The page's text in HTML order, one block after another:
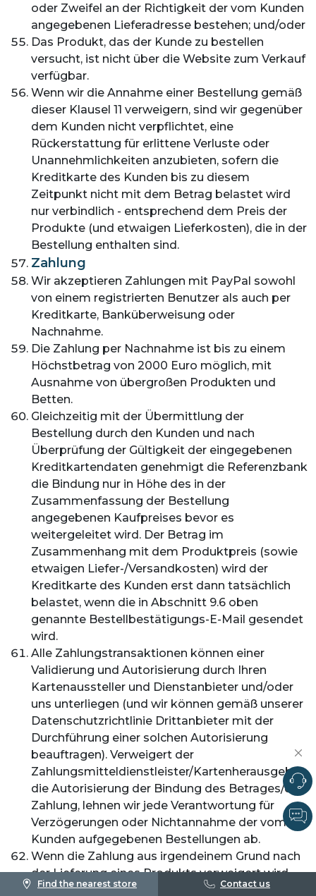
Find the nearest store Contact us
oder Zweifel an der Richtigkeit der vom Kunden
angegebenen Lieferadresse bestehen; und/oder
Das Produkt, das der Kunde zu bestellen
versucht, ist nicht über die Website zum Verkauf
verfügbar.
Wenn wir die Annahme einer Bestellung gemäß
dieser Klausel 11 verweigern, sind wir gegenüber
dem Kunden nicht verpflichtet, eine
Rückerstattung für erlittene Verluste oder
Unannehmlichkeiten anzubieten, sofern die
Kreditkarte des Kunden bis zu diesem
Zeitpunkt nicht mit dem Betrag belastet wird
nur verbindlich - entsprechend dem Preis der
Produkte (und etwaigen Lieferkosten), die in der
Bestellung enthalten sind.
Zahlung
Wir akzeptieren Zahlungen mit PayPal sowohl
von einem registrierten Benutzer als auch per
Kreditkarte, Banküberweisung oder
Nachnahme.
Die Zahlung per Nachnahme ist bis zu einem
Höchstbetrag von 2000 Euro möglich, mit
Ausnahme von übergroßen Produkten und
Betten.
Gleichzeitig mit der Übermittlung der
Bestellung durch den Kunden und nach
Überprüfung der Gültigkeit der eingegebenen
Kreditkartendaten genehmigt die Referenzbank
die Bindung nur in Höhe des in der
Zusammenfassung der Bestellung
angegebenen Kaufpreises bevor es
weitergeleitet wird. Der Betrag im
Zusammenhang mit dem Produktpreis (sowie
etwaigen Liefer-/Versandkosten) wird der
Kreditkarte des Kunden erst dann tatsächlich
belastet, wenn die in Abschnitt 9.6 oben
genannte Bestellbestätigungs-E-Mail gesendet
wird.
Alle Zahlungstransaktionen können einer
Validierung und Autorisierung durch Ihren
Kartenaussteller und Dienstanbieter und/oder
uns unterliegen (und wir können gemäß unserer
Datenschutzrichtlinie Drittanbieter mit der
Durchführung einer solchen Autorisierung
beauftragen). Verweigert der
Zahlungsmitteldienstleister/Kartenherausgeber
die Autorisierung der Bindung des Betrages/der
Zahlung, lehnen wir jede Verantwortung für
Verzögerungen oder Nichtannahme der vom
Kunden aufgegebenen Bestellungen ab.
Wenn die Zahlung aus irgendeinem Grund nach
der Lieferung eines Produkts verweigert wird,
sind wir berechtigt, die Zahlung vom Kunden zu